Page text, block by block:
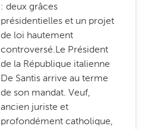
: deux grâces
présidentielles et un projet
de loi hautement
controversé.Le Président
de la République italienne
De Santis arrive au terme
de son mandat. Veuf,
ancien juriste et
profondément catholique,